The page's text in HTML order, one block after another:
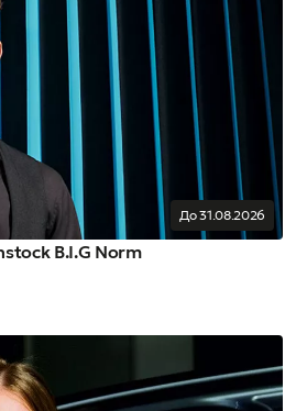
До 31.08.2026
B.I.G Norm